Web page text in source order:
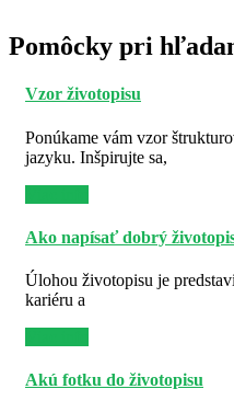
Pomôcky pri
Vzor životopisu
Ponúkame vám vzor
jazyku. Inšpirujte sa,
Ako napísať dobrý
Úlohou životopisu je
kariéru a
Akú fotku do životopisu